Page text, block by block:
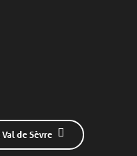
de Sèvre